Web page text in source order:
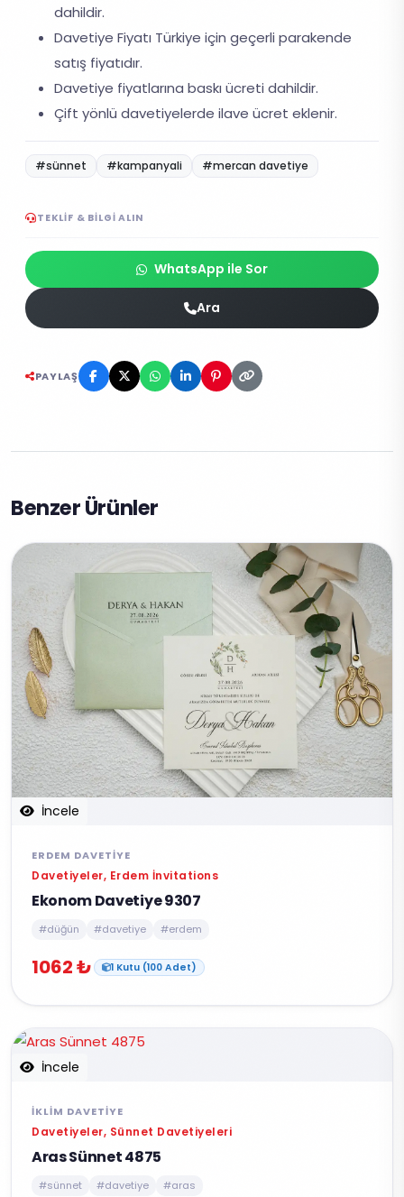
dahildir.
Davetiye Fiyatı Türkiye için geçerli parakende
satış fiyatıdır.
Davetiye fiyatlarına baskı ücreti dahildir.
Çift yönlü davetiyelerde ilave ücret eklenir.
#sünnet #kampanyali #mercan davetiye
TEKLIF & BILGI ALIN
WhatsApp ile Sor
Ara
PAYLAŞ
Benzer Ürünler
İncele
ERDEM DAVETIYE
Davetiyeler, Erdem İnvitations
Ekonom Davetiye 9307
#düğün #davetiye #erdem
1062 ₺ 1 Kutu (100 Adet)
İncele
İKLIM DAVETIYE
Davetiyeler, Sünnet Davetiyeleri
Aras Sünnet 4875
#sünnet #davetiye #aras